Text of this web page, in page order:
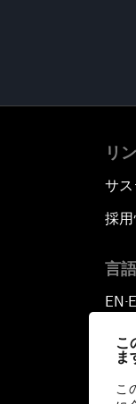
こ
ま
こ
リ
サ
採
言
EN ▪